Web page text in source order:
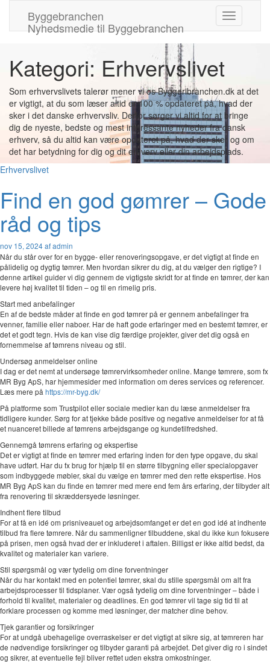
Byggebranchen
Nyhedsmedie til Byggebranchen
Skift
navigation
Kategori: Erhvervslivet
Som erhvervslivets talerør mener vi os Byggeribranchen.dk at det
er vigtigt, at du som læser altid er 100 % opdateret på, hvad der
sker i det danske erhvervsliv. Derfor sørger vi altid for at bringe
dig de nyeste, bedste og mest interessante nyheder fra dansk
erhverv, så du altid kan være opdateret på, hvad der sker og om
det har betydning for dig og dit erhverv eller din arbejdsplads.
Erhvervslivet
Find en god gømrer – Gode
råd og tips
nov 15, 2024af admin
Når du står over for en bygge- eller renoveringsopgave, er det vigtigt at finde en
pålidelig og dygtig tømrer. Men hvordan sikrer du dig, at du vælger den rigtige? I
denne artikel guider vi dig gennem de vigtigste skridt for at finde en tømrer, der kan
levere høj kvalitet til tiden – og til en rimelig pris.
Start med anbefalinger
En af de bedste måder at finde en god tømrer på er gennem anbefalinger fra
venner, familie eller naboer. Har de haft gode erfaringer med en bestemt tømrer, er
det et godt tegn. Hvis de kan vise dig færdige projekter, giver det dig også en
fornemmelse af tømrens niveau og stil.
Undersøg anmeldelser online
I dag er det nemt at undersøge tømrervirksomheder online. Mange tømrere, som fx
MR Byg ApS, har hjemmesider med information om deres services og referencer.
Læs mere på https://mr-byg.dk/
På platforme som Trustpilot eller sociale medier kan du læse anmeldelser fra
tidligere kunder. Sørg for at tjekke både positive og negative anmeldelser for at få
et nuanceret billede af tømrens arbejdsgange og kundetilfredshed.
Gennemgå tømrens erfaring og ekspertise
Det er vigtigt at finde en tømrer med erfaring inden for den type opgave, du skal
have udført. Har du fx brug for hjælp til en større tilbygning eller specialopgaver
som indbyggede møbler, skal du vælge en tømrer med den rette ekspertise. Hos
MR Byg ApS kan du finde en tømrer med mere end fem års erfaring, der tilbyder alt
fra renovering til skræddersyede løsninger.
Indhent flere tilbud
For at få en idé om prisniveauet og arbejdsomfanget er det en god idé at indhente
tilbud fra flere tømrere. Når du sammenligner tilbuddene, skal du ikke kun fokusere
på prisen, men også hvad der er inkluderet i aftalen. Billigst er ikke altid bedst, da
kvalitet og materialer kan variere.
Stil spørgsmål og vær tydelig om dine forventninger
Når du har kontakt med en potentiel tømrer, skal du stille spørgsmål om alt fra
arbejdsprocesser til tidsplaner. Vær også tydelig om dine forventninger – både i
forhold til kvalitet, materialer og deadlines. En god tømrer vil tage sig tid til at
forklare processen og komme med løsninger, der matcher dine behov.
Tjek garantier og forsikringer
For at undgå ubehagelige overraskelser er det vigtigt at sikre sig, at tømreren har
de nødvendige forsikringer og tilbyder garanti på arbejdet. Det giver dig ro i sindet
og sikrer, at eventuelle fejl bliver rettet uden ekstra omkostninger.